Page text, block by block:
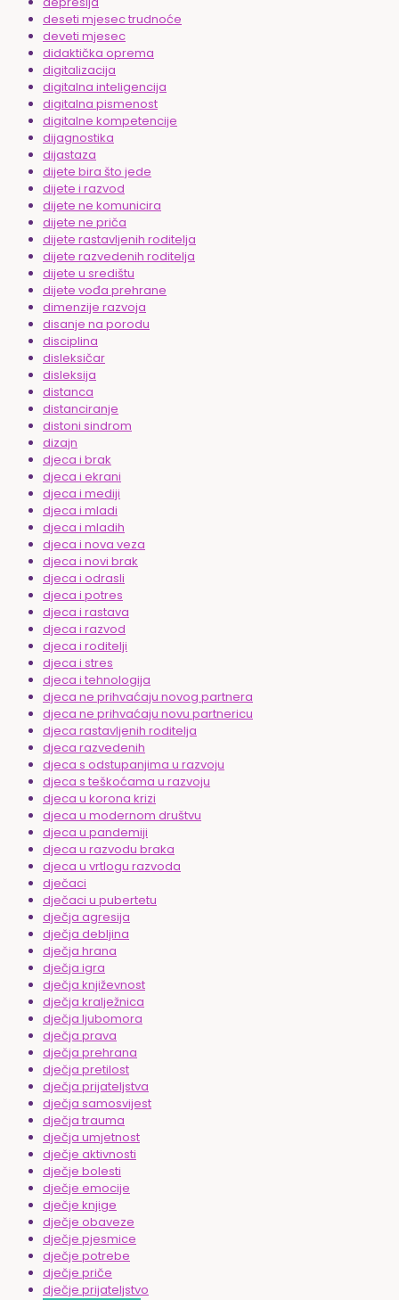
deseti mjesec trudnoće
deveti mjesec
didaktička oprema
digitalizacija
digitalna inteligencija
digitalna pismenost
digitalne kompetencije
dijagnostika
dijastaza
dijete bira što jede
dijete i razvod
dijete ne komunicira
dijete ne priča
dijete rastavljenih roditelja
dijete razvedenih roditelja
dijete u središtu
dijete vođa prehrane
dimenzije razvoja
disanje na porodu
disciplina
disleksičar
disleksija
distanca
distanciranje
distoni sindrom
dizajn
djeca i brak
djeca i ekrani
djeca i mediji
djeca i mladi
djeca i mladih
djeca i nova veza
djeca i novi brak
djeca i odrasli
djeca i potres
djeca i rastava
djeca i razvod
djeca i roditelji
djeca i stres
djeca i tehnologija
djeca ne prihvaćaju novog partnera
djeca ne prihvaćaju novu partnericu
djeca rastavljenih roditelja
djeca razvedenih
djeca s odstupanjima u razvoju
djeca s teškoćama u razvoju
djeca u korona krizi
djeca u modernom društvu
djeca u pandemiji
djeca u razvodu braka
djeca u vrtlogu razvoda
dječaci
dječaci u pubertetu
dječja agresija
dječja debljina
dječja hrana
dječja igra
dječja književnost
dječja kralježnica
dječja ljubomora
dječja prava
dječja prehrana
dječja pretilost
dječja prijateljstva
dječja samosvijest
dječja trauma
dječja umjetnost
dječje aktivnosti
dječje bolesti
dječje emocije
dječje knjige
dječje obaveze
dječje pjesmice
dječje potrebe
dječje priče
dječje prijateljstvo